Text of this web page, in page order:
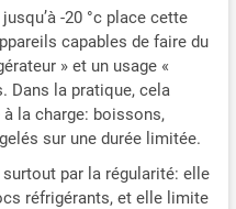
par des
utiles,
un port USB
recharger les
mobiles, une
de
rapide,
de
-20 °c place cette
capables de faire du
» et un usage «
Dans la pratique, cela
à la charge: boissons,
sur une durée limitée.
par la régularité: elle
réfrigérants, et elle limite